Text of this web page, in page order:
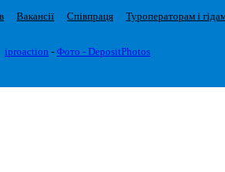
Вакансії Співпраця Туроператорам і
iproaction - Фото - DepositPhotos